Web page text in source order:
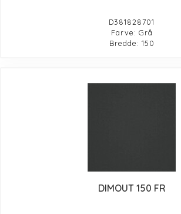
D381828701
Farve: Grå
Bredde: 150
DIMOUT 150 FR